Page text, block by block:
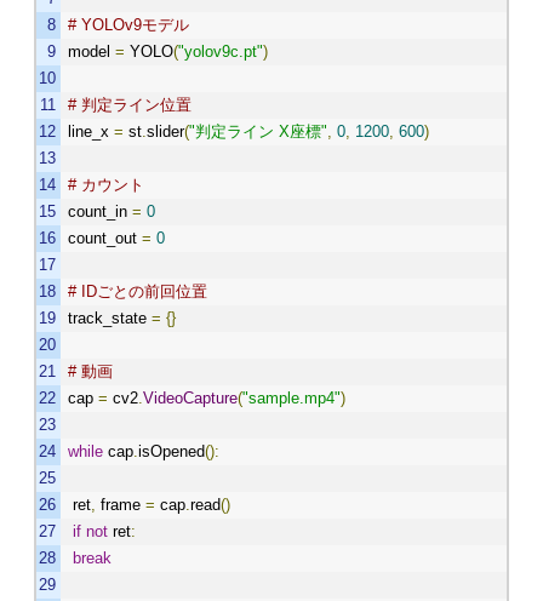
# YOLOv9モデル
model= YOLO("yolov9c.pt")
# 判定ライン位置
line_x= st.slider("判定ライン X座標", 0, 1200, 600)
# カウント
count_in= 0
count_out= 0
# IDごとの前回位置
track_state= {}
# 動画
cap= cv2.VideoCapture("sample.mp4")
while cap.isOpened():
ret, frame= cap.read()
if not ret:
break